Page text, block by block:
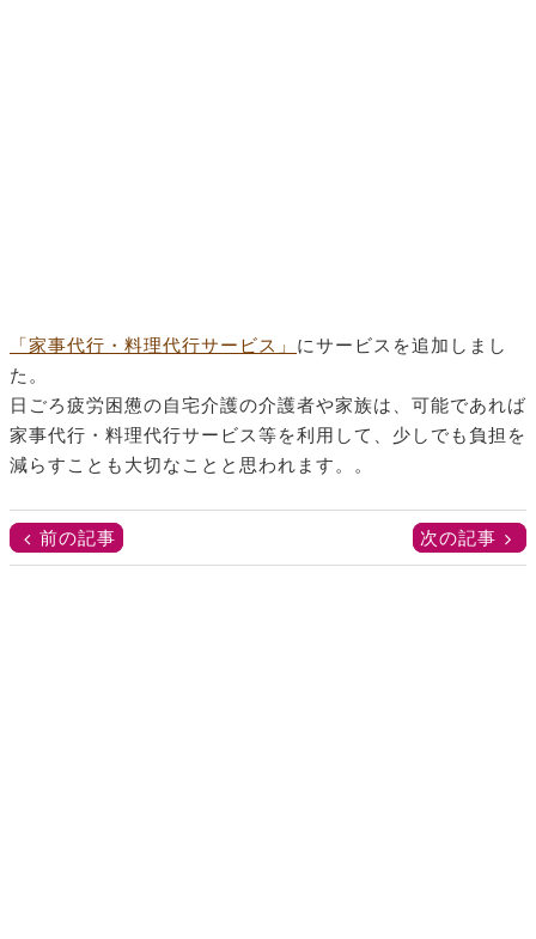
「家事代行・料理代行サービス」 にサービスを追加しまし
た。
日ごろ疲労困憊の自宅介護の介護者や家族は、可能であれば
家事代行・料理代行サービス等を利用して、少しでも負担を
減らすことも大切なことと思われます。。
次の記事
前の記事